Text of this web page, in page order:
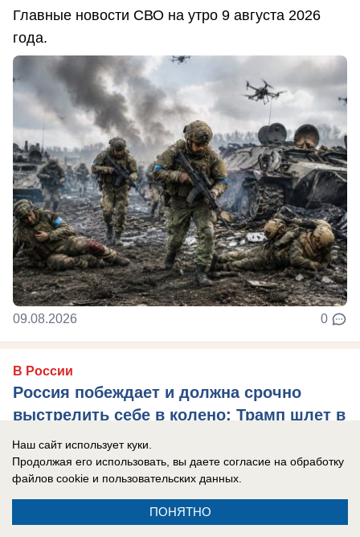
Главные новости СВО на утро 9 августа 2026
года.
09.08.2026 0
В России
Россия побеждает и должна срочно
выстрелить себе в колено: Трамп шлет в
Москву «миротворцев» Кушнера и
Уиткоффа, надеясь сбить темп ударов
РФ по Украине
Украина горит, страдает, плачет. А ведь совсем
Наш сайт использует куки.
Продолжая его использовать, вы даете согласие на обработку
файлов cookie и пользовательских данных.
ПОНЯТНО